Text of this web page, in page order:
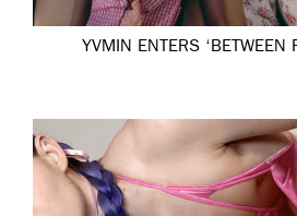
YVMIN ENTERS ‘BETWEEN